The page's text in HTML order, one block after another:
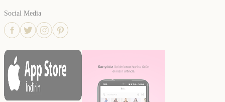
Social Media